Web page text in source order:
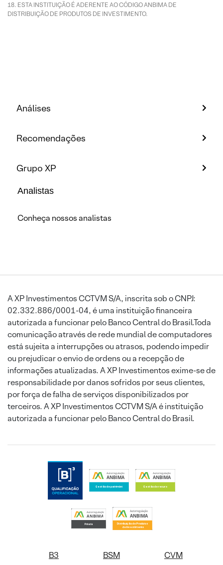
ESTA INSTITUIÇÃO É ADERENTE AO CÓDIGO ANBIMA DE
DISTRIBUIÇÃO DE PRODUTOS DE INVESTIMENTO.
Análises
Recomendações
Grupo XP
Analistas
Conheça nossos analistas
A XP Investimentos CCTVM S/A, inscrita sob o CNPJ:
02.332.886/0001-04, é uma instituição financeira
autorizada a funcionar pelo Banco Central do Brasil.Toda
comunicação através de rede mundial de computadores
está sujeita a interrupções ou atrasos, podendo impedir
ou prejudicar o envio de ordens ou a recepção de
informações atualizadas. A XP Investimentos exime-se de
responsabilidade por danos sofridos por seus clientes,
por força de falha de serviços disponibilizados por
terceiros. A XP Investimentos CCTVM S/A é instituição
autorizada a funcionar pelo Banco Central do Brasil.
B3 BSM CVM